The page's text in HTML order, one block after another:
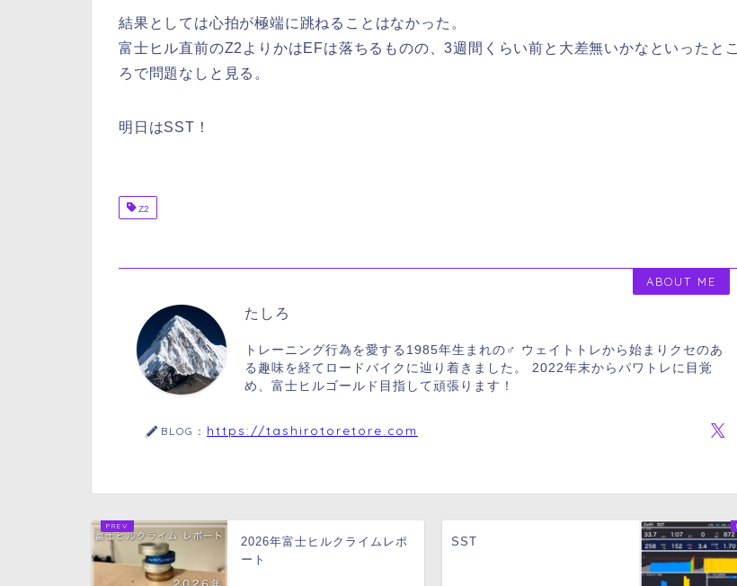
結果としては心拍が極端に跳ねることはなかった。
富士ヒル直前のZ2よりかはEFは落ちるものの、3週間くらい前と大差無いかなといったとこ
ろで問題なしと見る。
明日はSST！
Z2
ABOUT ME
たしろ
トレーニング行為を愛する1985年生まれの♂ ウェイトトレから始まりクセのあ
る趣味を経てロードバイクに辿り着きました。 2022年末からパワトレに目覚
め、富士ヒルゴールド目指して頑張ります！
BLOG： https://tashirotoretore.com
2026年富士ヒルクライムレポ
ート
SST